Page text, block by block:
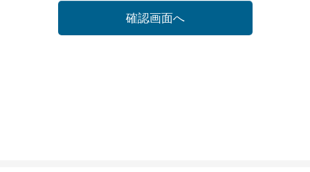
確認画面へ